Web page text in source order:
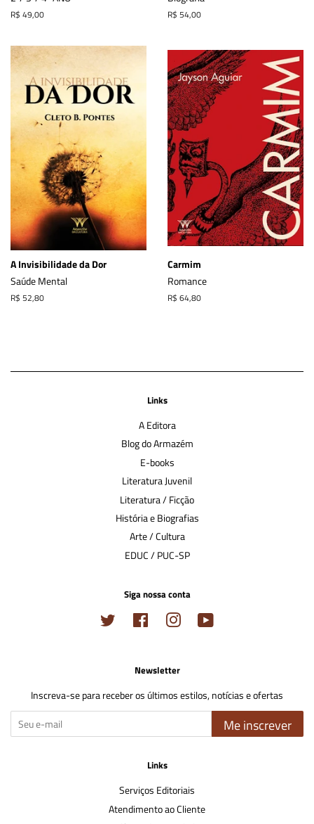
Preço
R$ 49,00
Preço
R$ 54,00
A Invisibilidade da Dor
Saúde Mental
Preço
R$ 52,80
Carmim
Romance
Preço
R$ 64,80
Links
A Editora
Blog do Armazém
E-books
Literatura Juvenil
Literatura / Ficção
História e Biografias
Arte / Cultura
EDUC / PUC-SP
Siga nossa conta
Twitter
Facebook Instagram
Newsletter
Inscreva-se para receber os últimos estilos, notícias e ofertas
Me inscrever
Links
Serviços Editoriais
Atendimento ao Cliente